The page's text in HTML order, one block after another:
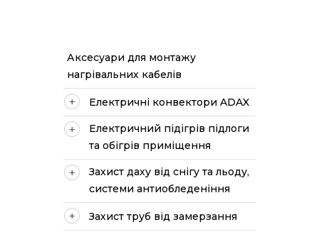
Аксесуари для монтажу
нагрівальних кабелів
Електричні конвектори ADAX
Електричний підігрів підлоги
та обігрів приміщення
Захист даху від снігу та льоду,
системи антиобледеніння
Захист труб від замерзання